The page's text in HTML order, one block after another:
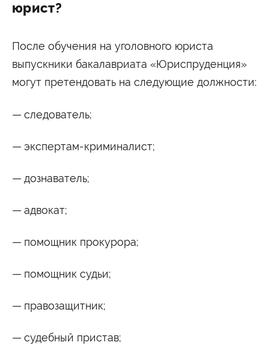
юрист?
После обучения на уголовного юриста
выпускники бакалавриата «Юриспруденция»
могут претендовать на следующие должности:
следователь;
экспертам-криминалист;
дознаватель;
адвокат;
помощник прокурора;
помощник судьи;
правозащитник;
судебный пристав;